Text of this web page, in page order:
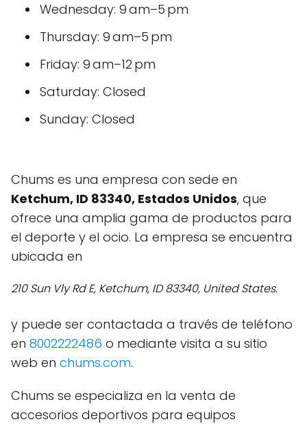
Wednesday: 9 am–5 pm
Thursday: 9 am–5 pm
Friday: 9 am–12 pm
Saturday: Closed
Sunday: Closed
Chums es una empresa con sede en
Ketchum, ID 83340, Estados Unidos, que
ofrece una amplia gama de productos para
el deporte y el ocio. La empresa se encuentra
ubicada en
210 Sun Vly Rd E, Ketchum, ID 83340, United States.
y puede ser contactada a través de teléfono
en 8002222486 o mediante visita a su sitio
web en chums.com.
Chums se especializa en la venta de
accesorios deportivos para equipos